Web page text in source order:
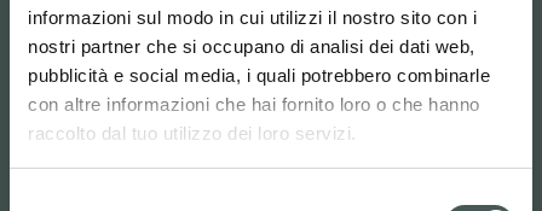
informazioni sul modo in cui utilizzi il nostro sito con i
nostri partner che si occupano di analisi dei dati web,
pubblicità e social media, i quali potrebbero combinarle
con altre informazioni che hai fornito loro o che hanno
raccolto dal tuo utilizzo dei loro servizi.
Radici Pietro Industries & Brands
S.p.A.
Via Cavalier Pietro Radici, 19 – 24026